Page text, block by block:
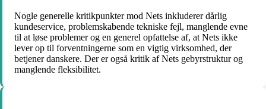
Nogle generelle kritikpunkter mod Nets inkluderer dårlig
kundeservice, problemskabende tekniske fejl, manglende evne
til at løse problemer og en generel opfattelse af, at Nets ikke
lever op til forventningerne som en vigtig virksomhed, der
betjener danskere. Der er også kritik af Nets gebyrstruktur og
manglende fleksibilitet.